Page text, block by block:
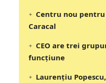
Centru nou
Caracal
CEO are trei
funcțiune
Laurențiu